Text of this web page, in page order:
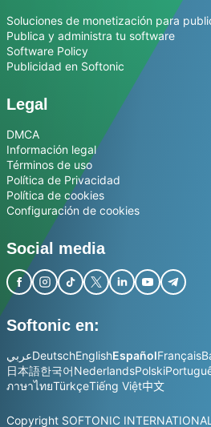
Soluciones de monetización para
Publica y administra tu software
Software Policy
Publicidad en Softonic
Legal
DMCA
Información legal
Términos de uso
Política de Privacidad
Política de cookies
Configuración de cookies
Social media
Softonic en:
عربيDeutschEnglishEspañolFrançais
日本語한국어NederlandsPolski
ภาษาไทยTürkçeTiếng Việt中文
Copyright SOFTONIC